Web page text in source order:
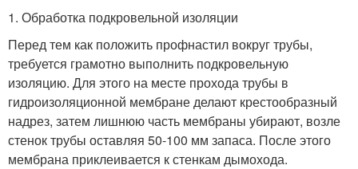
1. Обработка подкровельной изоляции
Перед тем как положить профнастил вокруг трубы,
требуется грамотно выполнить подкровельную
изоляцию. Для этого на месте прохода трубы в
гидроизоляционной мембране делают крестообразный
надрез, затем лишнюю часть мембраны убирают, возле
стенок трубы оставляя 50-100 мм запаса. После этого
мембрана приклеивается к стенкам дымохода.